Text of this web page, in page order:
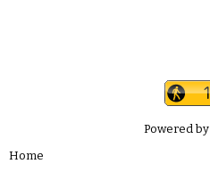
Powered by
Home